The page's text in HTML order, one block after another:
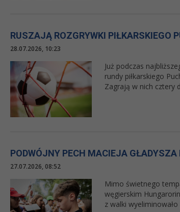
RUSZAJĄ ROZGRYWKI PIŁKARSKIEGO
28.07.2026, 10:23
Już podczas
rundy piłkarskiego
Zagrają w nich cztery
PODWÓJNY PECH MACIEJA GŁADYSZA
27.07.2026, 08:52
Mimo świetnego
węgierskim
z walki